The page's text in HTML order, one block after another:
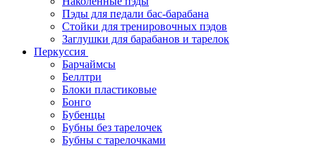
Пэды для педали бас-барабана
Стойки для тренировочных пэдов
Заглушки для барабанов и тарелок
Перкуссия
Барчаймсы
Беллтри
Блоки пластиковые
Бонго
Бубенцы
Бубны без тарелочек
Бубны с тарелочками